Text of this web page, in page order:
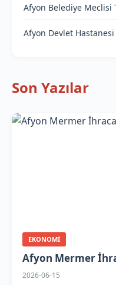
Afyon Belediye Meclisi
Afyon Devlet
Son Yazılar
EKONOMI
Afyon Mermer
2026-06-15